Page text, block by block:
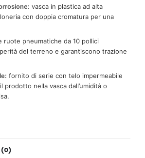
vasca in plastica ad alta
con doppia cromatura per una
ruote pneumatiche da 10 pollici
del terreno e garantiscono trazione
fornito di serie con telo impermeabile
prodotto nella vasca dall’umidità o
(0)